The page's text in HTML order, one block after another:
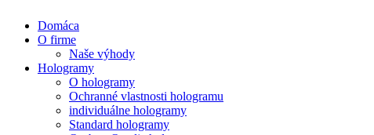
Domáca
O firme
Naše výhody
Hologramy
O hologramy
Ochranné vlastnosti hologramu
individuálne hologramy
Standard hologramy